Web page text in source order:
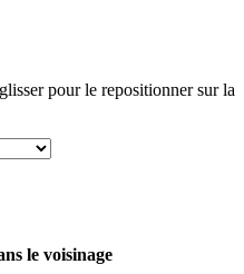
pour le repositionner sur la
le voisinage